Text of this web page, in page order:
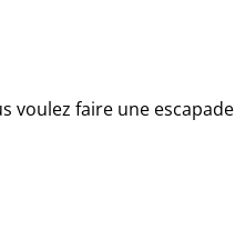
voulez faire une escapade